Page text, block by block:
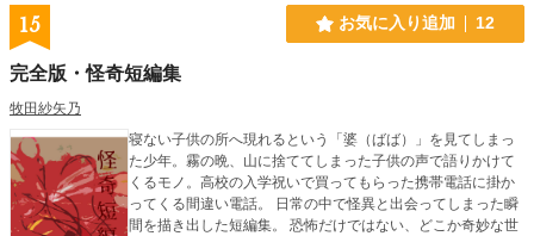
15 お気に入り追加 12
完全版・怪奇短編集
牧田紗矢乃
寝ない子供の所へ現れるという「婆（ばば）」を見てしまっ
た少年。霧の晩、山に捨ててしまった子供の声で語りかけて
くるモノ。高校の入学祝いで買ってもらった携帯電話に掛か
ってくる間違い電話。 日常の中で怪異と出会ってしまった瞬
間を描き出した短編集。 恐怖だけではない、どこか奇妙な世